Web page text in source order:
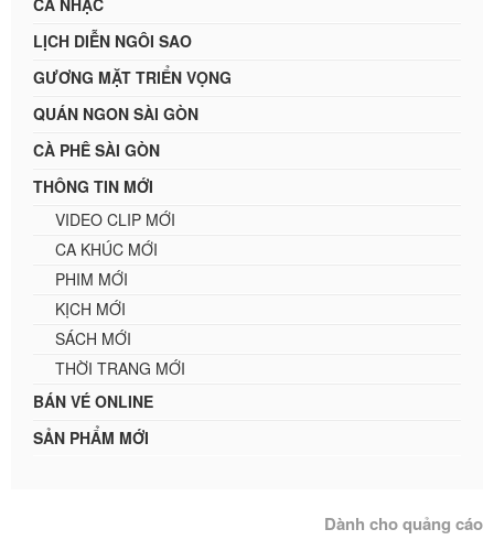
CA NHẠC
LỊCH DIỄN NGÔI SAO
GƯƠNG MẶT TRIỂN VỌNG
QUÁN NGON SÀI GÒN
CÀ PHÊ SÀI GÒN
THÔNG TIN MỚI
VIDEO CLIP MỚI
CA KHÚC MỚI
PHIM MỚI
KỊCH MỚI
SÁCH MỚI
THỜI TRANG MỚI
BÁN VÉ ONLINE
SẢN PHẨM MỚI
Dành cho quảng cáo